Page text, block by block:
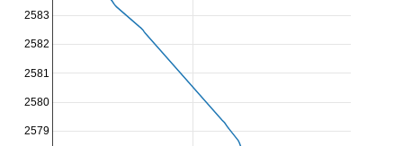
2579
2580
2581
2582
2583